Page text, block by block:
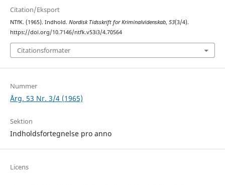
Citation/Eksport
NTfK. (1965). Indhold. Nordisk Tidsskrift for Kriminalvidenskab, 53(3/4).
https://doi.org/10.7146/ntfk.v53i3/4.70564
Citationsformater
Nummer
Årg. 53 Nr. 3/4 (1965)
Sektion
Indholdsfortegnelse pro anno
Licens